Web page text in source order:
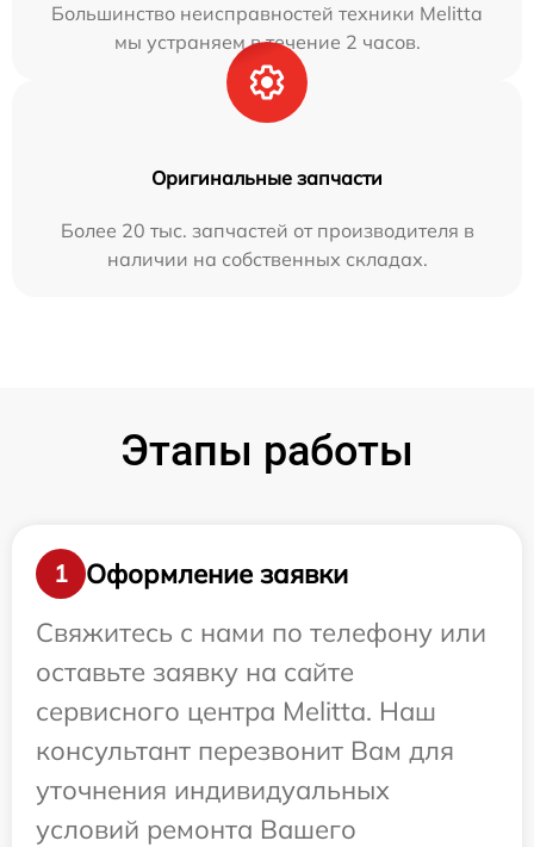
Большинство неисправностей техники Melitta
мы устраняем в течение 2 часов.
Оригинальные запчасти
Более 20 тыс. запчастей от производителя в
наличии на собственных складах.
Этапы работы
1
Оформление заявки
Свяжитесь с нами по телефону или
оставьте заявку на сайте
сервисного центра Melitta. Наш
консультант перезвонит Вам для
уточнения индивидуальных
условий ремонта Вашего